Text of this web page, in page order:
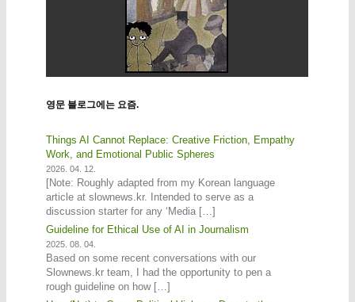
영문 블로그에는 요즘.
Things AI Cannot Replace: Creative Friction, Empathy
Work, and Emotional Public Spheres
2026. 04. 12.
[Note: Roughly adapted from my Korean language
article at slownews.kr. Intended to serve as a
discussion starter for any ‘Media […]
Guideline for Ethical Use of AI in Journalism
2025. 08. 04.
Based on some recent conversations with our
Slownews.kr team, I had the opportunity to pen a
rough guideline on how […]